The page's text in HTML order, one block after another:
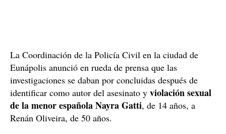
La Coordinación de la Policía Civil en la ciudad de
Eunápolis anunció en rueda de prensa que las
investigaciones se daban por concluidas después de
identificar como autor del asesinato y violación sexual
de la menor española Nayra Gatti, de 14 años, a
Renán Oliveira, de 50 años.